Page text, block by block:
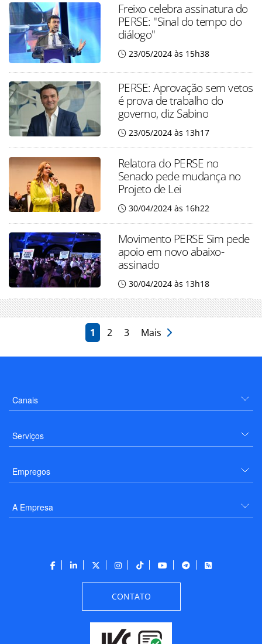
Freixo celebra assinatura do
PERSE: "Sinal do tempo do
diálogo"
23/05/2024 às 15h38
PERSE: Aprovação sem vetos
é prova de trabalho do
governo, diz Sabino
23/05/2024 às 13h17
Relatora do PERSE no
Senado pede mudança no
Projeto de Lei
30/04/2024 às 16h22
Movimento PERSE Sim pede
apoio em novo abaixo-
assinado
30/04/2024 às 13h18
1 2 3 Mais
Canais
Serviços
Empregos
A Empresa
CONTATO